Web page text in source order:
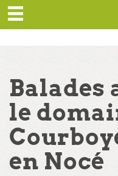
Balades
le
en Nocé